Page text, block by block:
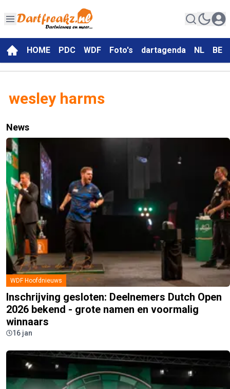
HOME PDC WDF Foto's dartagenda NL BE
wesley harms
News
WDF Hoofdnieuws
Inschrijving gesloten: Deelnemers Dutch Open
2026 bekend - grote namen en voormalig
winnaars
16 jan